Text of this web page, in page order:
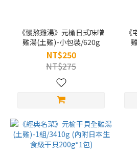
《慢熬雞湯》元榆日式味噌
雞湯(土雞)-小包裝/620g
NT$250
NT$275